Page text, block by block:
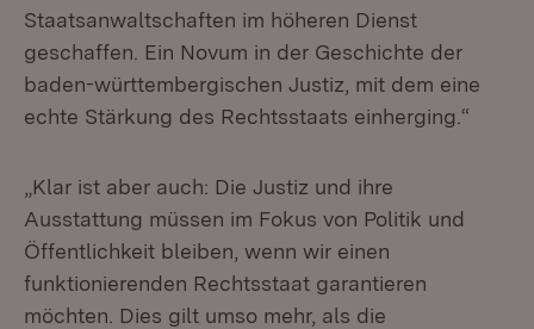
Staatsanwaltschaften im höheren Dienst
geschaffen. Ein Novum in der Geschichte der
baden-württembergischen Justiz, mit dem eine
echte Stärkung des Rechtsstaats einherging.“
„Klar ist aber auch: Die Justiz und ihre
Ausstattung müssen im Fokus von Politik und
Öffentlichkeit bleiben, wenn wir einen
funktionierenden Rechtsstaat garantieren
möchten. Dies gilt umso mehr, als die